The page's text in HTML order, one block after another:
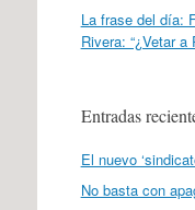
La frase del día:
Rivera: “¿Vetar
Entradas
El nuevo
No basta con